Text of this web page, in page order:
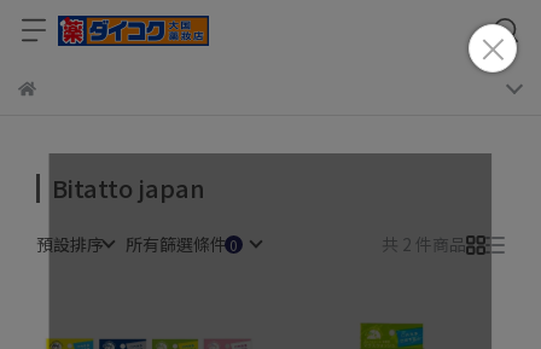
Bitatto japan
預設排序 所有篩選條件 共 2 件商品